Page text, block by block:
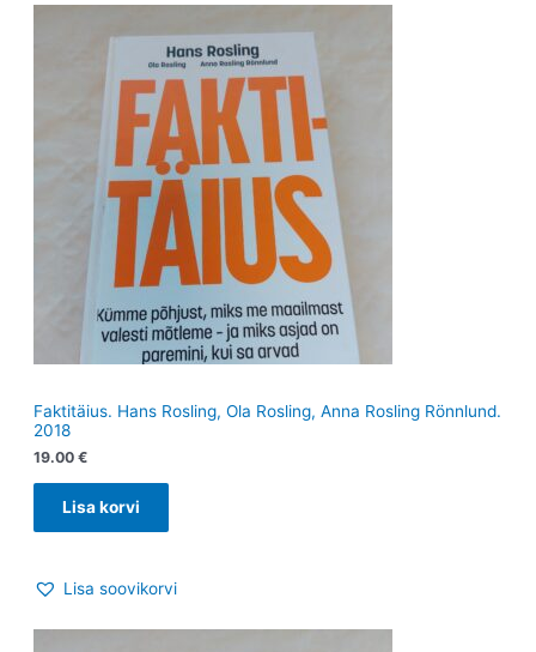
Faktitäius. Hans Rosling, Ola Rosling, Anna Rosling Rönnlund.
2018
19.00 €
Lisa korvi
Lisa soovikorvi